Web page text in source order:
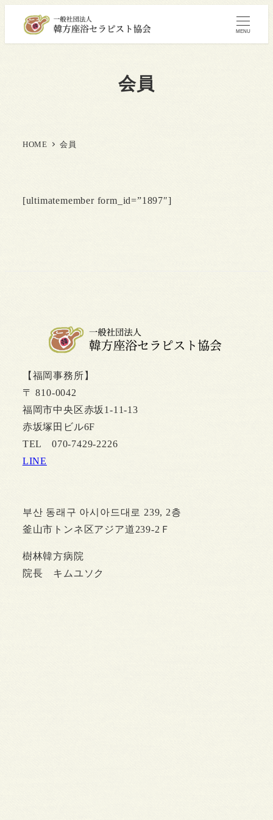
MENU
会員
HOME 会員
[ultimatemember form_id=”1897″]
【福岡事務所】
〒 810-0042
福岡市中央区赤坂1-11-13
赤坂塚田ビル6F
TEL 070-7429-2226
LINE
부산 동래구 아시아드대로 239, 2층
釜山市トンネ区アジア道239-2Ｆ
樹林韓方病院
院長 キムユソク